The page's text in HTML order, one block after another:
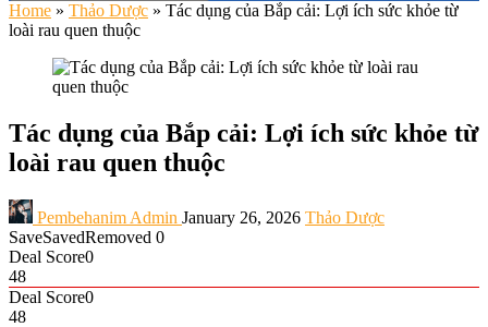
Home » Thảo Dược » Tác dụng của Bắp cải: Lợi ích sức khỏe từ
loài rau quen thuộc
Tác dụng của Bắp cải: Lợi ích sức khỏe từ
loài rau quen thuộc
Pembehanim Admin January 26, 2026 Thảo Dược
SaveSavedRemoved 0
Deal Score0
48
Deal Score0
48